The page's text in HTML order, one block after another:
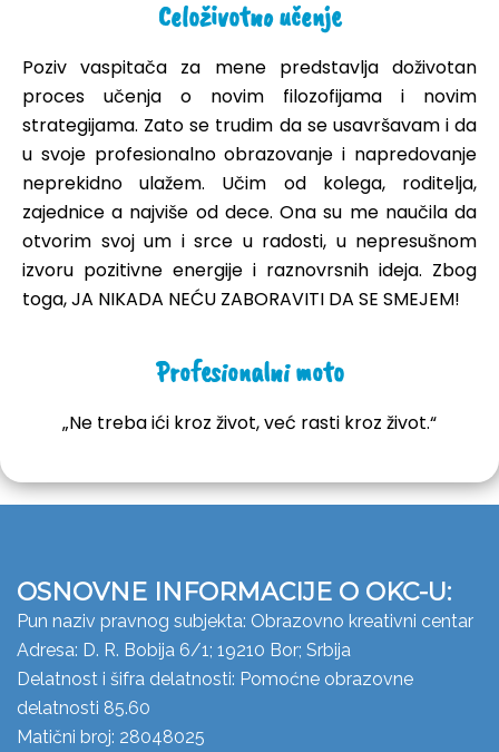
Celoživotno učenje
Poziv vaspitača za mene predstavlja doživotan
proces učenja o novim filozofijama i novim
strategijama. Zato se trudim da se usavršavam i da
u svoje profesionalno obrazovanje i napredovanje
neprekidno ulažem. Učim od kolega, roditelja,
zajednice a najviše od dece. Ona su me naučila da
otvorim svoj um i srce u radosti, u nepresušnom
izvoru pozitivne energije i raznovrsnih ideja. Zbog
toga, JA NIKADA NEĆU ZABORAVITI DA SE SMEJEM!
Profesionalni moto
„Ne treba ići kroz život, već rasti kroz život.“
OSNOVNE INFORMACIJE O OKC-U:
Pun naziv pravnog subjekta: Obrazovno kreativni centar
Adresa: D. R. Bobija 6/1; 19210 Bor; Srbija
Delatnost i šifra delatnosti: Pomoćne obrazovne
delatnosti 85.60
Matični broj: 28048025